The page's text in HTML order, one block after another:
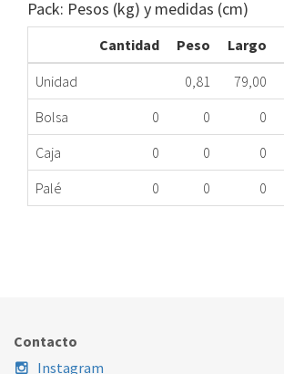
Pack: Pesos (kg) y medidas (cm)
Cantidad Peso Largo
Unidad
0,81 79,00
Bolsa
0 0 0
Caja
0 0 0
Palé
0 0 0
Contacto
Instagram